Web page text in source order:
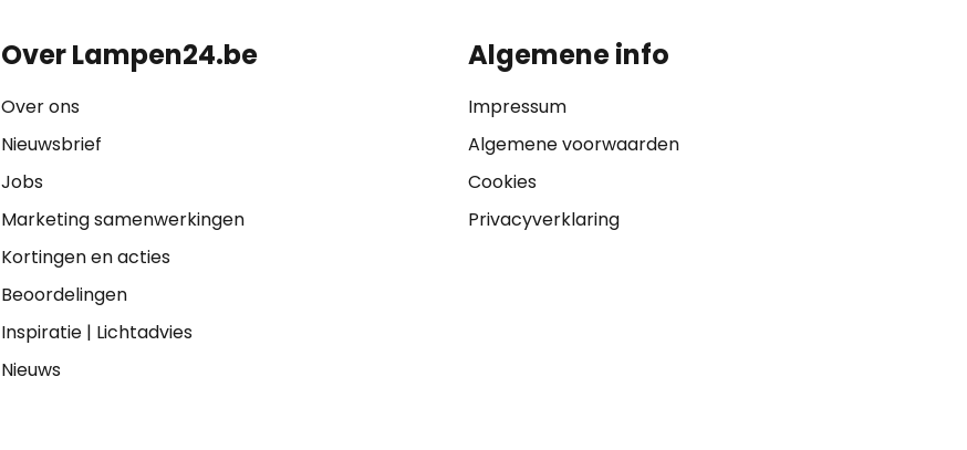
Over Lampen24.be
Over ons
Nieuwsbrief
Jobs
Marketing samenwerkingen
Kortingen en acties
Beoordelingen
Inspiratie| Lichtadvies
Nieuws
Algemene info
Impressum
Algemene voorwaarden
Cookies
Privacyverklaring